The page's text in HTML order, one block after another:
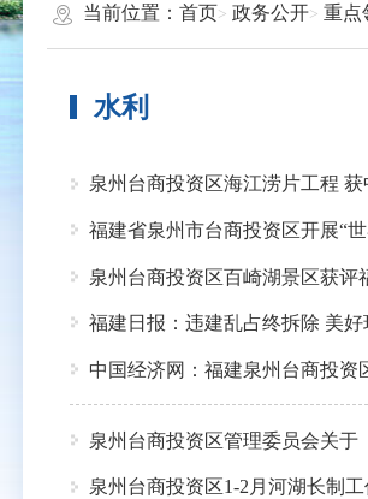
当前位置：首页 政务公开 重点
水利
泉州台商投资区海江涝片工程
福建省泉州市台商投资区开展“
泉州台商投资区百崎湖景区获评
福建日报：违建乱占终拆除 美好
中国经济网：福建泉州台商投
泉州台商投资区管理委员会关于
泉州台商投资区1-2月河湖长制